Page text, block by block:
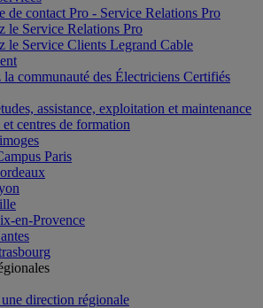
de contact Pro - Service Relations Pro
le Service Relations Pro
le Service Clients Legrand Cable
communauté des Électriciens Certifiés
assistance, exploitation et maintenance
centres de formation
Paris
en-Provence
direction régionale